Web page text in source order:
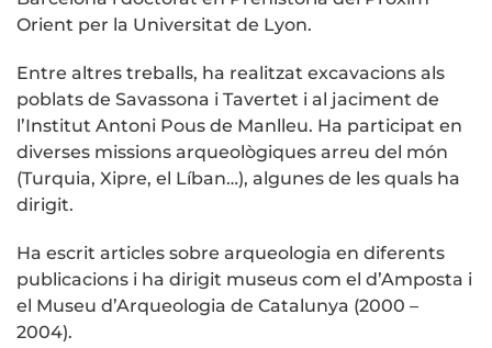
Orient per la Universitat de Lyon.
Entre altres treballs, ha realitzat excavacions als
poblats de Savassona i Tavertet i al jaciment de
l’Institut Antoni Pous de Manlleu. Ha participat en
diverses missions arqueològiques arreu del món
(Turquia, Xipre, el Líban…), algunes de les quals ha
dirigit.
Ha escrit articles sobre arqueologia en diferents
publicacions i ha dirigit museus com el d’Amposta i
el Museu d’Arqueologia de Catalunya (2000 –
2004).